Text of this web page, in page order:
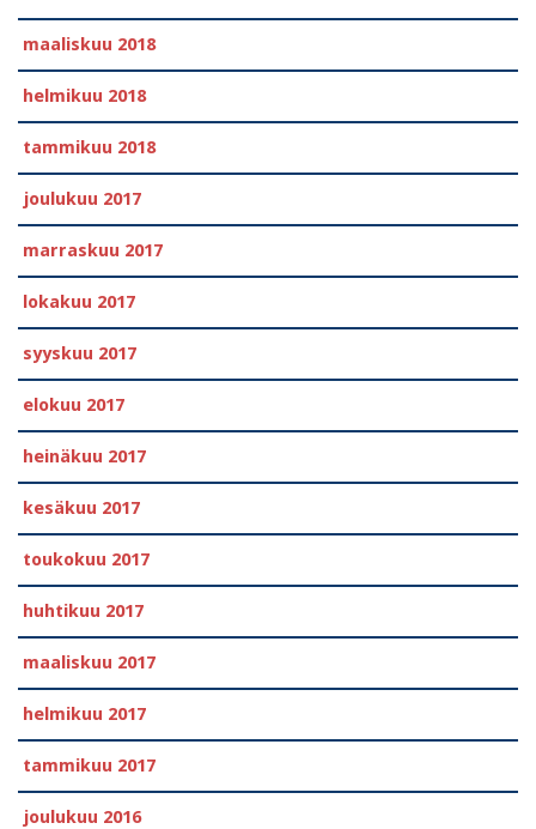
maaliskuu 2018
helmikuu 2018
tammikuu 2018
joulukuu 2017
marraskuu 2017
lokakuu 2017
syyskuu 2017
elokuu 2017
heinäkuu 2017
kesäkuu 2017
toukokuu 2017
huhtikuu 2017
maaliskuu 2017
helmikuu 2017
tammikuu 2017
joulukuu 2016